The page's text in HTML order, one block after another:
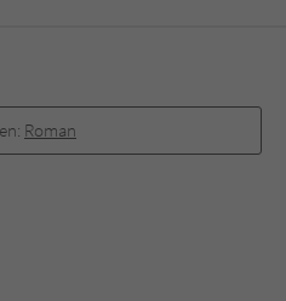
Roman